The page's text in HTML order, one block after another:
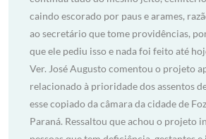
caindo escorado por paus e arames,
ao secretário que tome providências,
que ele pediu isso e nada foi feito até
Ver. José Augusto comentou o projeto
relacionado à prioridade dos assentos
esse copiado da câmara da cidade de
Paraná. Ressaltou que achou o projeto